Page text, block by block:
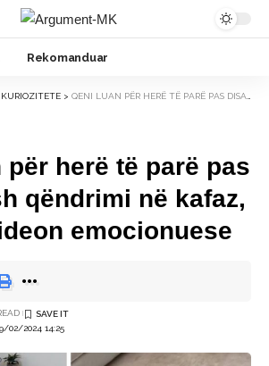
Rekomanduar
KURIOZITETE > QENI LUAN PËR HERË TË PARË PAS DISA VITESH QËNDRIMI NË KAFAZ, SHIKONI VIDEON EMOCIONUESE
për herë të parë pas
qëndrimi në kafaz,
emocionuese
02/2024 14:25